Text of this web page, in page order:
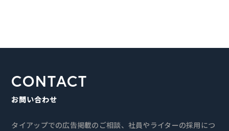
CONTACT
お問い合わせ
タイアップでの広告掲載のご相談、社員やライターの採用につ